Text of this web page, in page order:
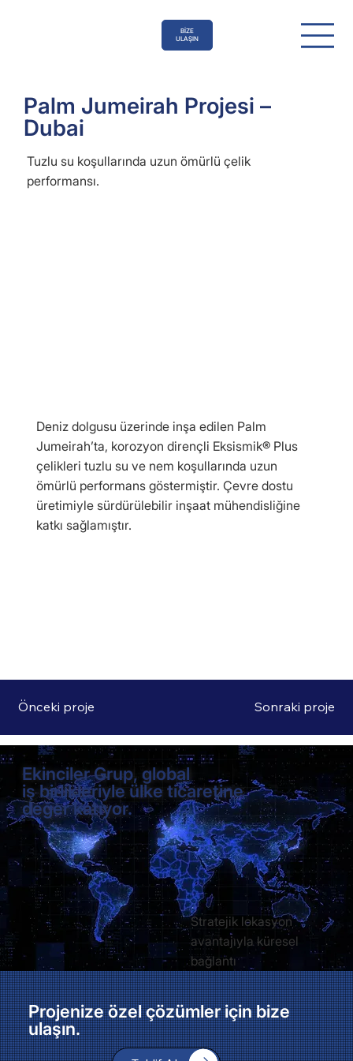
BİZE
ULAŞIN
Palm Jumeirah Projesi –
Dubai
Tuzlu su koşullarında uzun ömürlü çelik
performansı.
Deniz dolgusu üzerinde inşa edilen Palm
Jumeirah’ta, korozyon dirençli Eksismik® Plus
çelikleri tuzlu su ve nem koşullarında uzun
ömürlü performans göstermiştir. Çevre dostu
üretimiyle sürdürülebilir inşaat mühendisliğine
katkı sağlamıştır.
Önceki proje Sonraki proje
Projenize özel çözümler için bize
ulaşın.
Ekinciler Grup, global
iş birlikleriyle ülke ticaretine
değer katıyor.
Stratejik lokasyon
avantajıyla küresel
bağlantı